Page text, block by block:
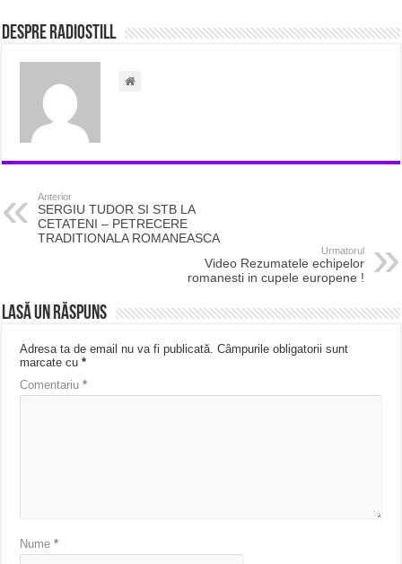
Despre radiostill
Anterior
SERGIU TUDOR SI STB LA
CETATENI – PETRECERE
TRADITIONALA ROMANEASCA
Urmatorul
Video Rezumatele echipelor
romanesti in cupele europene !
Lasă un răspuns
Adresa ta de email nu va fi publicată. Câmpurile obligatorii sunt
marcate cu*
Comentariu*
Nume*